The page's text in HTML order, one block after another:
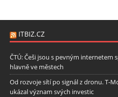
ITBIZ.CZ
ČTÚ: Češi jsou s pevným
hlavně ve městech
Od rozvoje sítí po signál z dronu. T-
ukázal význam svých investic